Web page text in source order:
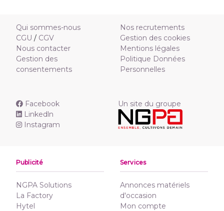
Qui sommes-nous
CGU / CGV
Nous contacter
Gestion des
consentements
Nos recrutements
Gestion des cookies
Mentions légales
Politique Données
Personnelles
Facebook
Linkedln
Instagram
Un site du groupe
Publicité
NGPA Solutions
La Factory
Hytel
Services
Annonces matériels
d'occasion
Mon compte